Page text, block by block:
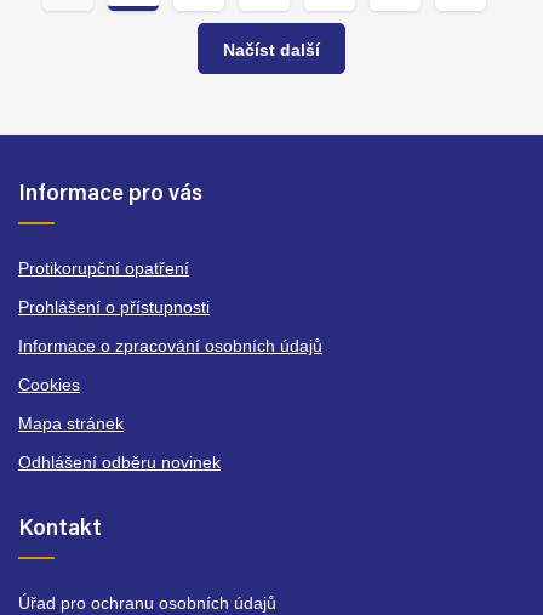
Načíst další
Informace pro vás
Protikorupční opatření
Prohlášení o přístupnosti
Informace o zpracování osobních údajů
Cookies
Mapa stránek
Odhlášení odběru novinek
Kontakt
Úřad pro ochranu osobních údajů